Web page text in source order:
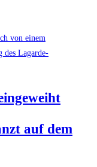
auf dem